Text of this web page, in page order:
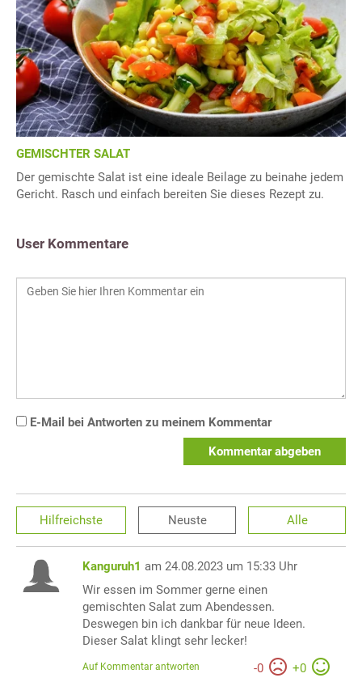
GEMISCHTER SALAT
Der gemischte Salat ist eine ideale Beilage zu beinahe jedem
Gericht. Rasch und einfach bereiten Sie dieses Rezept zu.
User Kommentare
E-Mail bei Antworten zu meinem Kommentar
Kommentar abgeben
Hilfreichste Neuste Alle
Kanguruh1 am 24.08.2023 um 15:33 Uhr
Wir essen im Sommer gerne einen
gemischten Salat zum Abendessen.
Deswegen bin ich dankbar für neue Ideen.
Dieser Salat klingt sehr lecker!
-0 +0
Auf Kommentar antworten